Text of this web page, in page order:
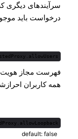
سرآیندهای دیگری
درخواست باید
فهرست مجاز
همه کاربران
default: false